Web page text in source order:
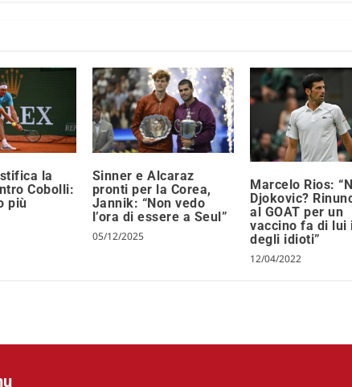
la
Cobolli:
più
Sinner e Alcaraz
pronti per la Corea,
Jannik: “Non vedo
l’ora di essere a Seul”
05/12/2025
Marcelo Rios:
Djokovic?
al GOAT per un
vaccino fa di lui
degli idioti”
12/04/2022